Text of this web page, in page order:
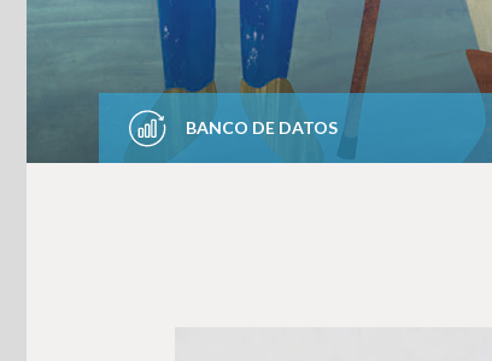
BANCO DE DATOS